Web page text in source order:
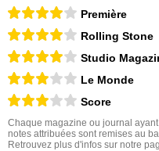
Première
Rolling Stone
Studio
Le Monde
Score
Chaque magazine ou journal
notes attribuées sont remises au
Retrouvez plus d'infos sur notre